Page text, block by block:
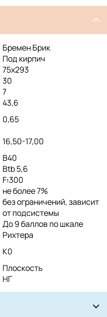
Бремен Брик
Под кирпич
75х293
30
7
43,6
0,65
16,50-17,00
B40
Btb 5,6
F₁300
не более 7%
без ограничений, зависит
от подсистемы
До 9 баллов по шкале
Рихтера
K0
Плоскость
НГ